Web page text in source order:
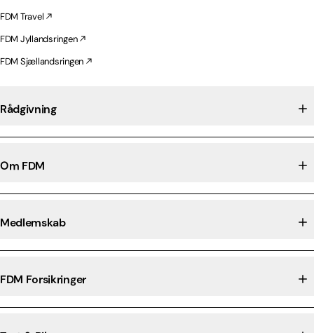
FDM Travel
FDM Jyllandsringen
FDM Sjællandsringen
Rådgivning
Om FDM
Medlemskab
FDM Forsikringer